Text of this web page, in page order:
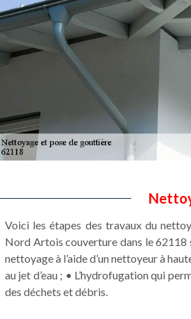
Voici les étapes des travaux du
Nord Artois couverture dans le 62118
nettoyage à l’aide d’un nettoyeur à
au jet d’eau ; • L’hydrofugation qui
des déchets et débris.